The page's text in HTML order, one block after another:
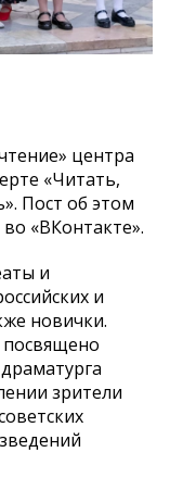
центра
«Читать,
Пост об этом
«ВКонтакте».
и
и
новички.
зрители